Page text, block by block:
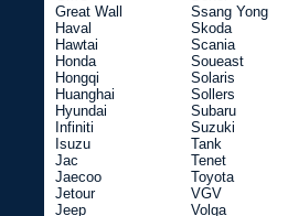
Great Wall
Haval
Hawtai
Honda
Hongqi
Huanghai
Hyundai
Infiniti
Isuzu
Jac
Jaecoo
Jetour
Jeep
Ssang Yong
Skoda
Scania
Soueast
Solaris
Sollers
Subaru
Suzuki
Tank
Tenet
Toyota
VGV
Volga